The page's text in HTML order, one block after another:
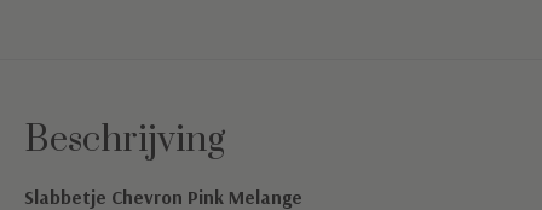
Beschrijving
Slabbetje Chevron Pink Melange